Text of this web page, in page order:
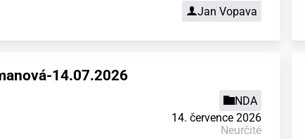
Jan Vopava
14.07.2026
NDA
14. července 2026
Neurčité